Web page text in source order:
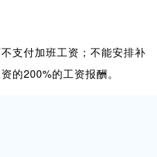
支付加班工资；不能安排补
的200%的工资报酬。